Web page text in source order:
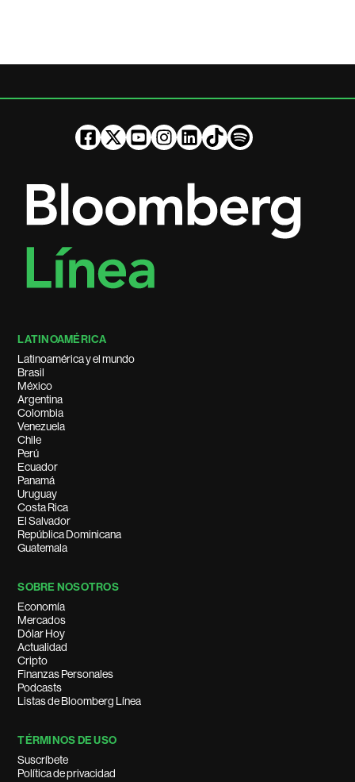
LATINOAMÉRICA
Latinoamérica y el mundo
Brasil
México
Argentina
Colombia
Venezuela
Chile
Perú
Ecuador
Panamá
Uruguay
Costa Rica
El Salvador
República Dominicana
Guatemala
SOBRE NOSOTROS
Economía
Mercados
Dólar Hoy
Actualidad
Cripto
Finanzas Personales
Podcasts
Listas de Bloomberg Línea
TÉRMINOS DE USO
Suscríbete
Política de privacidad